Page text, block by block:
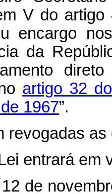
V do artigo
encargo
da
artigo 32
1967”.
revogadas
entrará em
de